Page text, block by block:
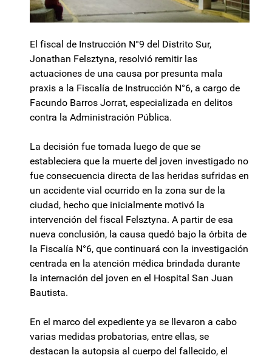
El fiscal de Instrucción N°9 del Distrito Sur,
Jonathan Felsztyna, resolvió remitir las
actuaciones de una causa por presunta mala
praxis a la Fiscalía de Instrucción N°6, a cargo de
Facundo Barros Jorrat, especializada en delitos
contra la Administración Pública.
La decisión fue tomada luego de que se
estableciera que la muerte del joven investigado no
fue consecuencia directa de las heridas sufridas en
un accidente vial ocurrido en la zona sur de la
ciudad, hecho que inicialmente motivó la
intervención del fiscal Felsztyna. A partir de esa
nueva conclusión, la causa quedó bajo la órbita de
la Fiscalía N°6, que continuará con la investigación
centrada en la atención médica brindada durante
la internación del joven en el Hospital San Juan
Bautista.
En el marco del expediente ya se llevaron a cabo
varias medidas probatorias, entre ellas, se
destacan la autopsia al cuerpo del fallecido, el